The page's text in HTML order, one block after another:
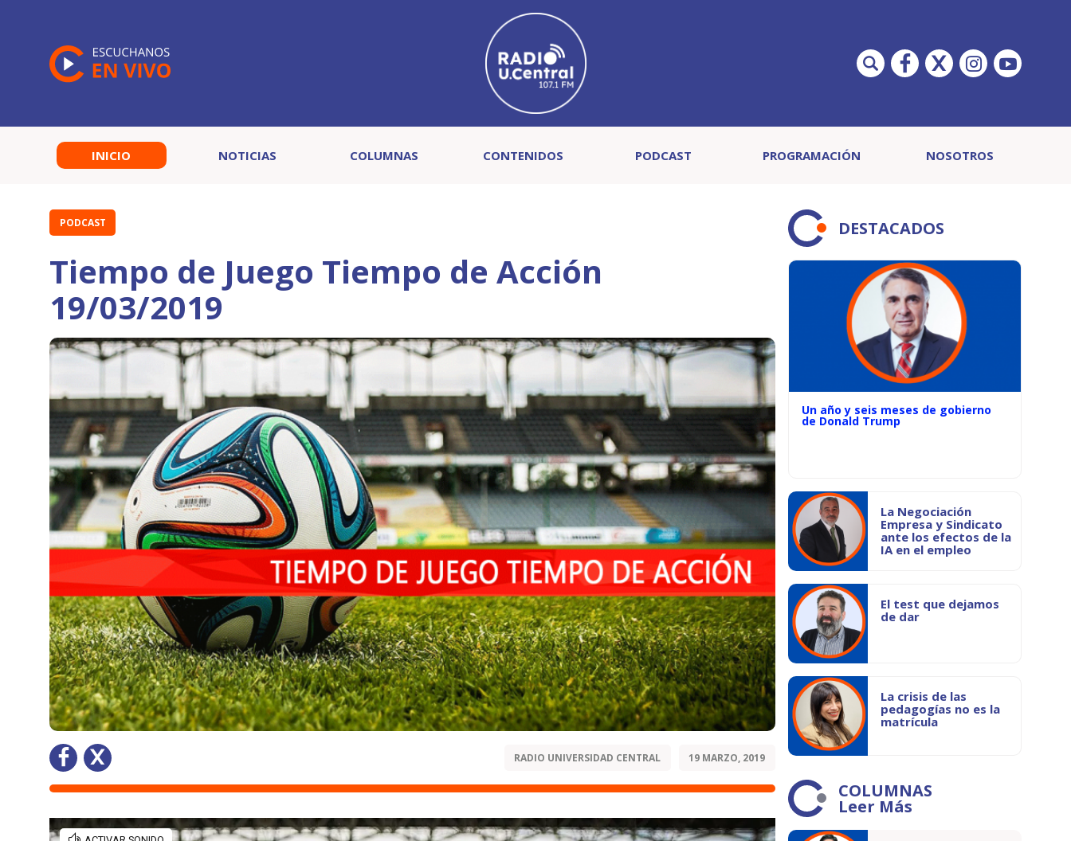
INICIO NOTICIAS COLUMNAS CONTENIDOS PODCAST PROGRAMACIÓN NOSOTROS
PODCAST
Tiempo de Juego Tiempo de Acción
19/03/2019
RADIO UNIVERSIDAD CENTRAL 19 MARZO, 2019
DESTACADOS
Un año y seis meses de gobierno
de Donald Trump
La Negociación
Empresa y Sindicato
ante los efectos de la
IA en el empleo
El test que dejamos
de dar
La crisis de las
pedagogías no es la
matrícula
COLUMNAS
Leer Más